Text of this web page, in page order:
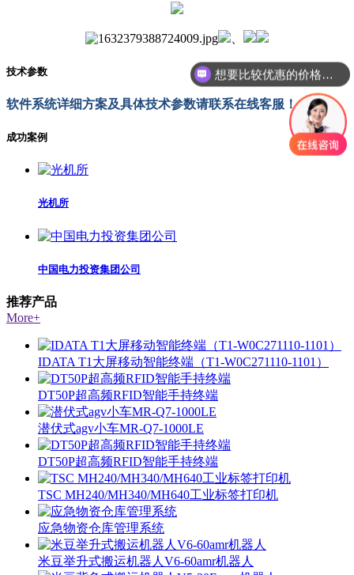
技术参数
软件系统详细方案及具体技术参数请联系在线客服！
成功案例
光机所
中国电力投资集团公司
推荐产品
More+
IDATA T1大屏移动智能终端（T1-W0C271110-1101）
DT50P超高频RFID智能手持终端
潜伏式agv小车MR-Q7-1000LE
DT50P超高频RFID智能手持终端
TSC MH240/MH340/MH640工业标签打印机
应急物资仓库管理系统
米豆举升式搬运机器人V6-60amr机器人
想要比较优惠的价格，有数量要求吗？